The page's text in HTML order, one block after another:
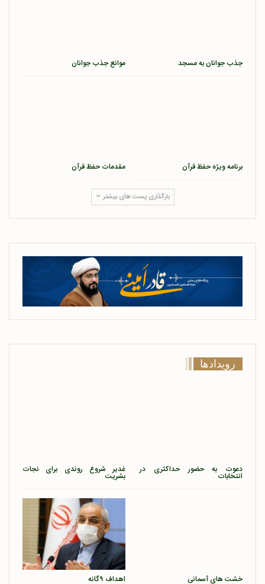
جذب جوانان به مسجد موانع جذب جوانان
برنامه ویژه حفظ قرآن مقدمات حفظ قرآن
بارگذاری پست های بیشتر
رویدادها
دعوت به حضور حداکثری در
انتخابات
غدیر شروع روندی برای نجات
بشریت
خشت های آسمانی اهداف ۹گانه